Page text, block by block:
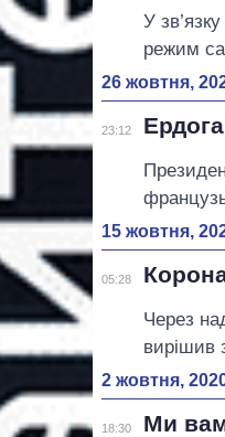
У
режим
26 жовтня,
23:12
15 жовтня,
05:28
Через
вирішив
2 жовтня,
18:30 Ми